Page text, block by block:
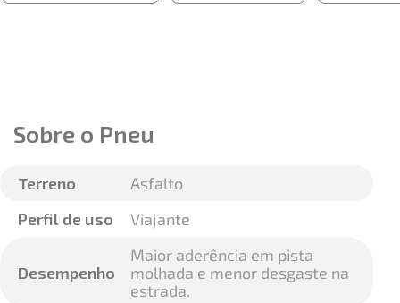
Sobre o Pneu
Terreno
Asfalto
Perfil de uso
Viajante
Desempenho
Maior aderência em pista
molhada e menor desgaste na
estrada.